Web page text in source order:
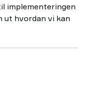
implementeringen
ut hvordan vi kan